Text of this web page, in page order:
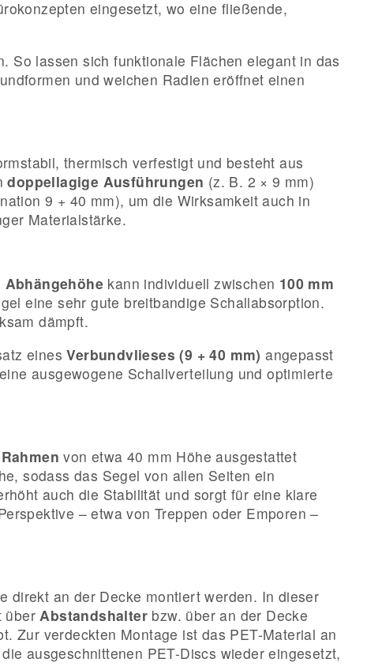
eingesetzt, wo eine fließende,
So lassen sich funktionale Flächen elegant in das
und weichen Radien eröffnet einen
thermisch verfestigt und besteht aus
doppellagige Ausführungen (z. B. 2 × 9 mm)
9 + 40 mm), um die Wirksamkeit auch in
Materialstärke.
Abhängehöhe kann individuell zwischen 100 mm
eine sehr gute breitbandige Schallabsorption.
dämpft.
einesVerbundvlieses (9 + 40 mm) angepasst
ausgewogene Schallverteilung und optimierte
von etwa 40 mm Höhe ausgestattet
sodass das Segel von allen Seiten ein
auch die Stabilität und sorgt für eine klare
– etwa von Treppen oder Emporen –
direkt an der Decke montiert werden. In dieser
über Abstandshalter bzw. über an der Decke
Zur verdeckten Montage ist das PET-Material an
ausgeschnittenen PET-Discs wieder eingesetzt,